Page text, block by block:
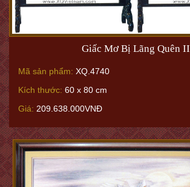
Giấc Mơ Bị Lãng Quên II
Mã sản phẩm: XQ.4740
Kích thước: 60 x 80 cm
Giá: 209.638.000VNĐ